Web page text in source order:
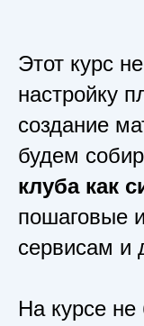
Этот курс
настройку
создание
будем
клуба как
пошаговые
сервисам и
На курсе не